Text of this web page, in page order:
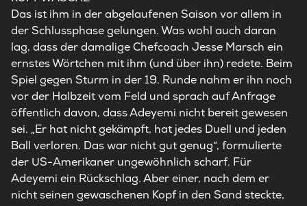
Das ist ihm in der abgelaufenen Saison vor allem in
der Schlussphase gelungen. Was wohl auch daran
lag, dass der damalige Chefcoach Jesse Marsch ein
ernstes Wörtchen mit ihm (und über ihn) redete. Beim
Spiel gegen Sturm in der 19. Runde nahm er ihn noch
vor der Halbzeit vom Feld und sprach auf Anfrage
öffentlich davon, dass Adeyemi nicht bereit gewesen
sei. „Er hat nicht gekämpft, hat jedes Duell und jeden
Ball verloren. Das war nicht gut genug“, formulierte
der US-Amerikaner ungewöhnlich scharf. Für
Adeyemi ein Rückschlag. Aber einer, nach dem er
nicht seinen gewaschenen Kopf in den Sand steckte,